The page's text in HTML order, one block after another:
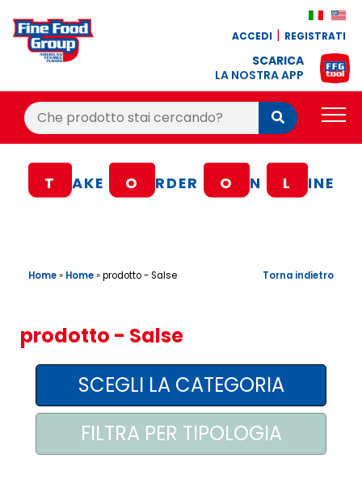
ACCEDI REGISTRATI
SCARICA
LA NOSTRA APP
Cerca:
Cerca
BLOG
CONTATTI
AREA AGENTI
T AKE O RDER O N L INE
Home» Home»prodotto - Salse Torna indietro
prodotto - Salse